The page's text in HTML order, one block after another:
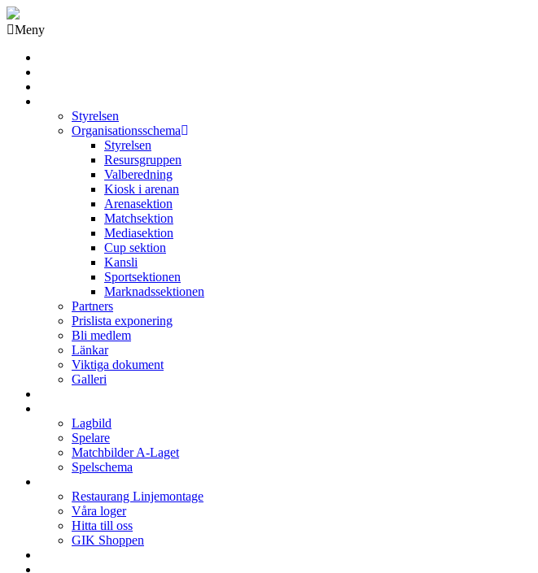
Meny
Styrelsen
Organisationsschema
Styrelsen
Resursgruppen
Valberedning
Kiosk i arenan
Arenasektion
Matchsektion
Mediasektion
Cup sektion
Kansli
Sportsektionen
Marknadssektionen
Partners
Prislista exponering
Bli medlem
Länkar
Viktiga dokument
Galleri
Lagbild
Spelare
Matchbilder A-Laget
Spelschema
Restaurang Linjemontage
Våra loger
Hitta till oss
GIK Shoppen